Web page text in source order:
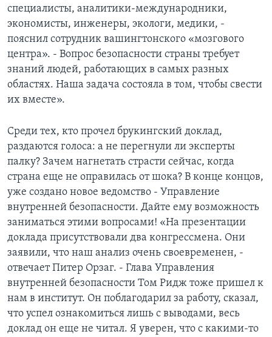
специалисты, аналитики-международники,
экономисты, инженеры, экологи, медики, -
пояснил сотрудник вашингтонского «мозгового
центра». - Вопрос безопасности страны требует
знаний людей, работающих в самых разных
областях. Наша задача состояла в том, чтобы свести
их вместе».
Среди тех, кто прочел брукингский доклад,
раздаются голоса: а не перегнули ли эксперты
палку? Зачем нагнетать страсти сейчас, когда
страна еще не оправилась от шока? В конце концов,
уже создано новое ведомство - Управление
внутренней безопасности. Дайте ему возможность
заниматься этими вопросами! «На презентации
доклада присутствовали два конгрессмена. Они
заявили, что наш анализ очень своевременен, -
отвечает Питер Орзаг. - Глава Управления
внутренней безопасности Том Ридж тоже пришел к
нам в институт. Он поблагодарил за работу, сказал,
что успел ознакомиться лишь с выводами, весь
доклад он еще не читал. Я уверен, что с какими-то